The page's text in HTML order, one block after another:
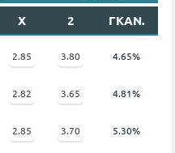
X 2 ΓΚΑΝ.
2.85 3.80 4.65%
2.82 3.65 4.81%
2.85 3.70 5.30%